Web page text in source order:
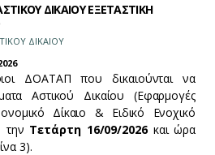
ΔΙΚΑΙΟΥ ΕΞΕΤΑΣΤΙΚΗ
ΔΙΚΑΙΟΥ
ΔΟΑΤΑΠ που δικαιούνται να
Αστικού Δικαίου (Εφαρμογές
Δίκαιο & Ειδικό Ενοχικό
την Τετάρτη 16/09/2026και ώρα
3).